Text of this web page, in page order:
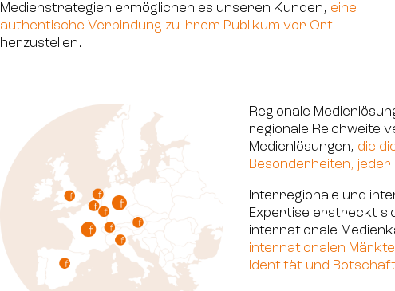
Medienstrategien ermöglichen es unseren Kunden, eine
authentische Verbindung zu ihrem Publikum vor Ort
herzustellen.
Regionale
regionale Reichweite
Medienlösungen, die
Besonderheiten,
Interregionale und
Expertise erstreckt
internationale
internationalen
Identität und